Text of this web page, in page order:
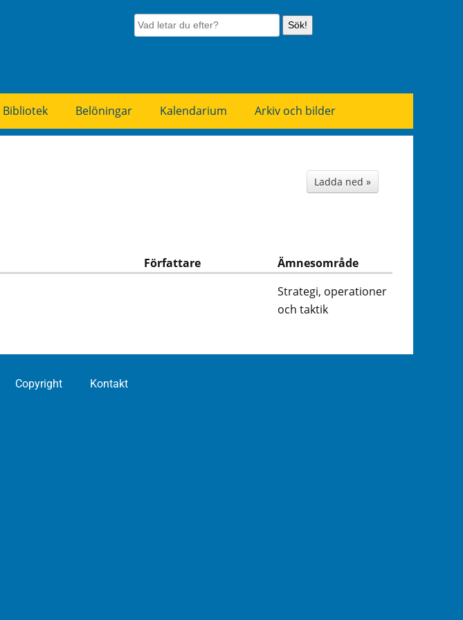
Sök!
Bibliotek Belöningar Kalendarium Arkiv och bilder
Ladda ned »
Författare
Ämnesområde
Strategi, operationer
och taktik
Copyright Kontakt